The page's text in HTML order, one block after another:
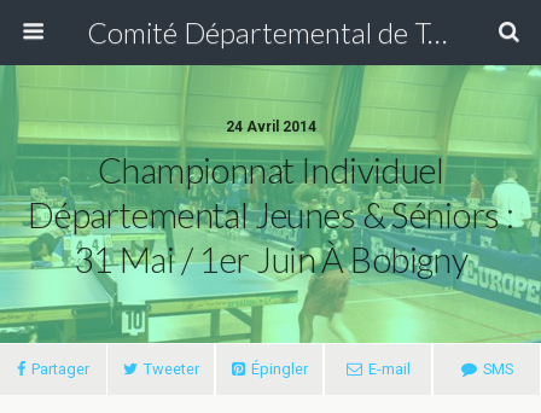
Comité Départemental de Tennis de Table de Seine Saint-Denis
24 Avril 2014
Championnat Individuel
Départemental Jeunes & Séniors :
31 Mai / 1er Juin À Bobigny
Partager Tweeter Épingler E-mail SMS